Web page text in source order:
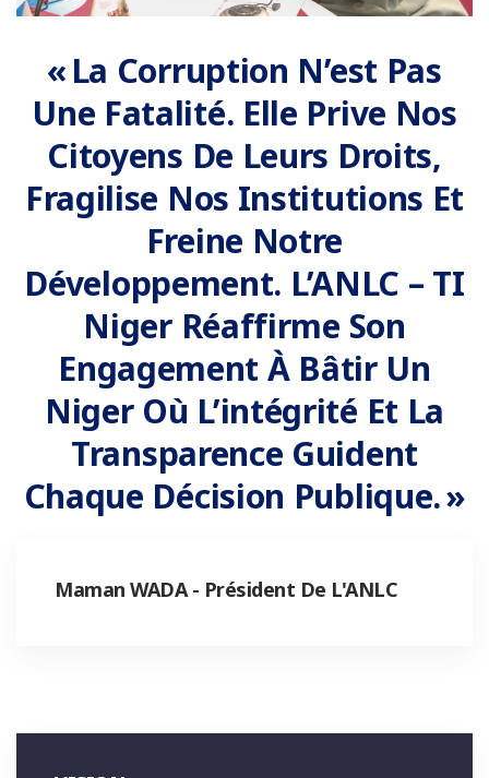
« La Corruption N’est Pas
Une Fatalité. Elle Prive Nos
Citoyens De Leurs Droits,
Fragilise Nos Institutions Et
Freine Notre
Développement. L’ANLC – TI
Niger Réaffirme Son
Engagement À Bâtir Un
Niger Où L’intégrité Et La
Transparence Guident
Chaque Décision Publique. »
Maman WADA - Président De L'ANLC